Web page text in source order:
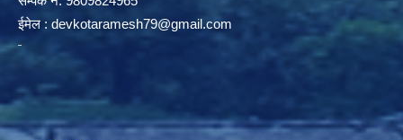
ईमेल : devkotaramesh79@gmail.com